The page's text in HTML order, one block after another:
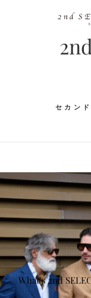
セカン
What’s 2nd